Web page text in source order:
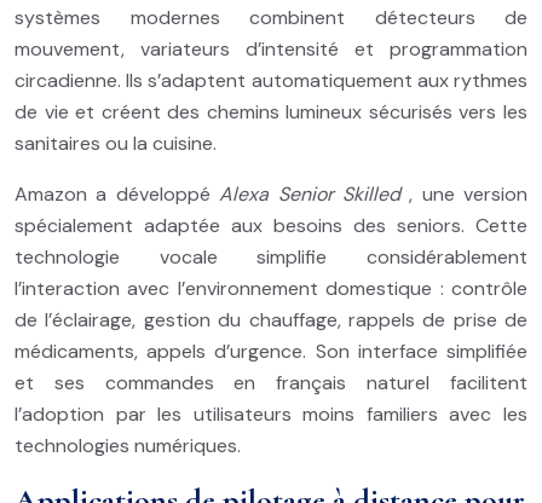
systèmes modernes combinent détecteurs de
mouvement, variateurs d’intensité et programmation
circadienne. Ils s’adaptent automatiquement aux rythmes
de vie et créent des chemins lumineux sécurisés vers les
sanitaires ou la cuisine.
Amazon a développéAlexa Senior Skilled, une version
spécialement adaptée aux besoins des seniors. Cette
technologie vocale simplifie considérablement
l’interaction avec l’environnement domestique : contrôle
de l’éclairage, gestion du chauffage, rappels de prise de
médicaments, appels d’urgence. Son interface simplifiée
et ses commandes en français naturel facilitent
l’adoption par les utilisateurs moins familiers avec les
technologies numériques.